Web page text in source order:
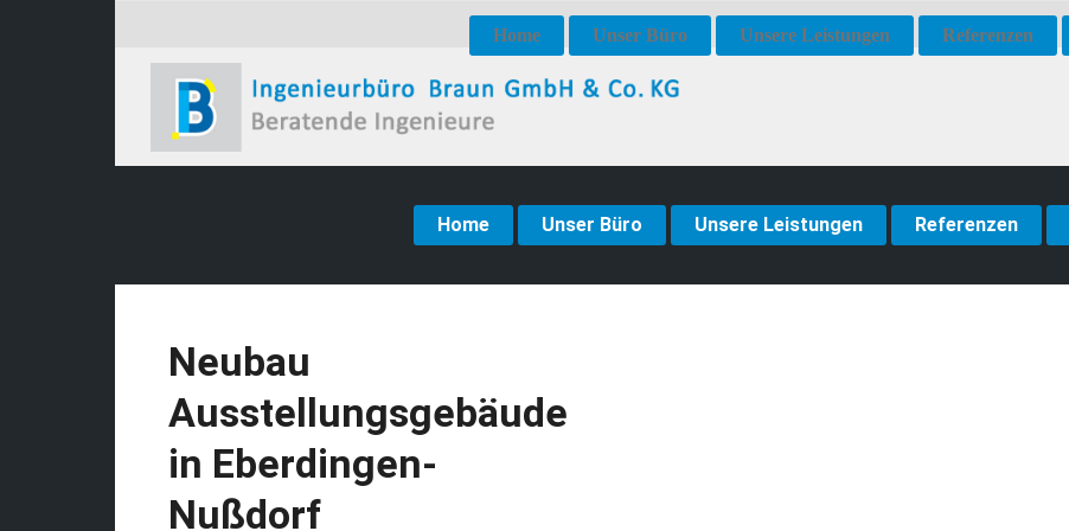
Home Unser Büro Unsere Leistungen Referenzen
Home Unser Büro Unsere Leistungen Referenzen
Neubau
Ausstellungsgebäude
in Eberdingen-
Nußdorf